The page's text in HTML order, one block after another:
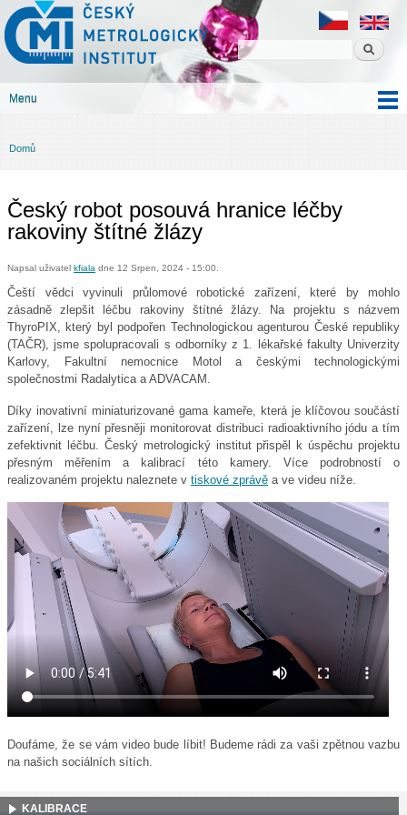
obsahu
Český
metrologický
institut
Menu
Jste zde
Domů
Český robot posouvá hranice léčby
rakoviny štítné žlázy
Napsal uživatel kfiala dne 12 Srpen, 2024 - 15:00.
Čeští vědci vyvinuli průlomové robotické zařízení, které by mohlo
zásadně zlepšit léčbu rakoviny štítné žlázy. Na projektu s názvem
ThyroPIX, který byl podpořen Technologickou agenturou České republiky
(TAČR), jsme spolupracovali s odborníky z 1. lékařské fakulty Univerzity
Karlovy, Fakultní nemocnice Motol a českými technologickými
společnostmi Radalytica a ADVACAM.
Díky inovativní miniaturizované gama kameře, která je klíčovou součástí
zařízení, lze nyní přesněji monitorovat distribuci radioaktivního jódu a tím
zefektivnit léčbu. Český metrologický institut přispěl k úspěchu projektu
přesným měřením a kalibrací této kamery. Více podrobností o
realizovaném projektu naleznete v tiskové zprávě a ve videu níže.
Doufáme, že se vám video bude líbit! Budeme rádi za vaši zpětnou vazbu
na našich sociálních sítích.
KALIBRACE